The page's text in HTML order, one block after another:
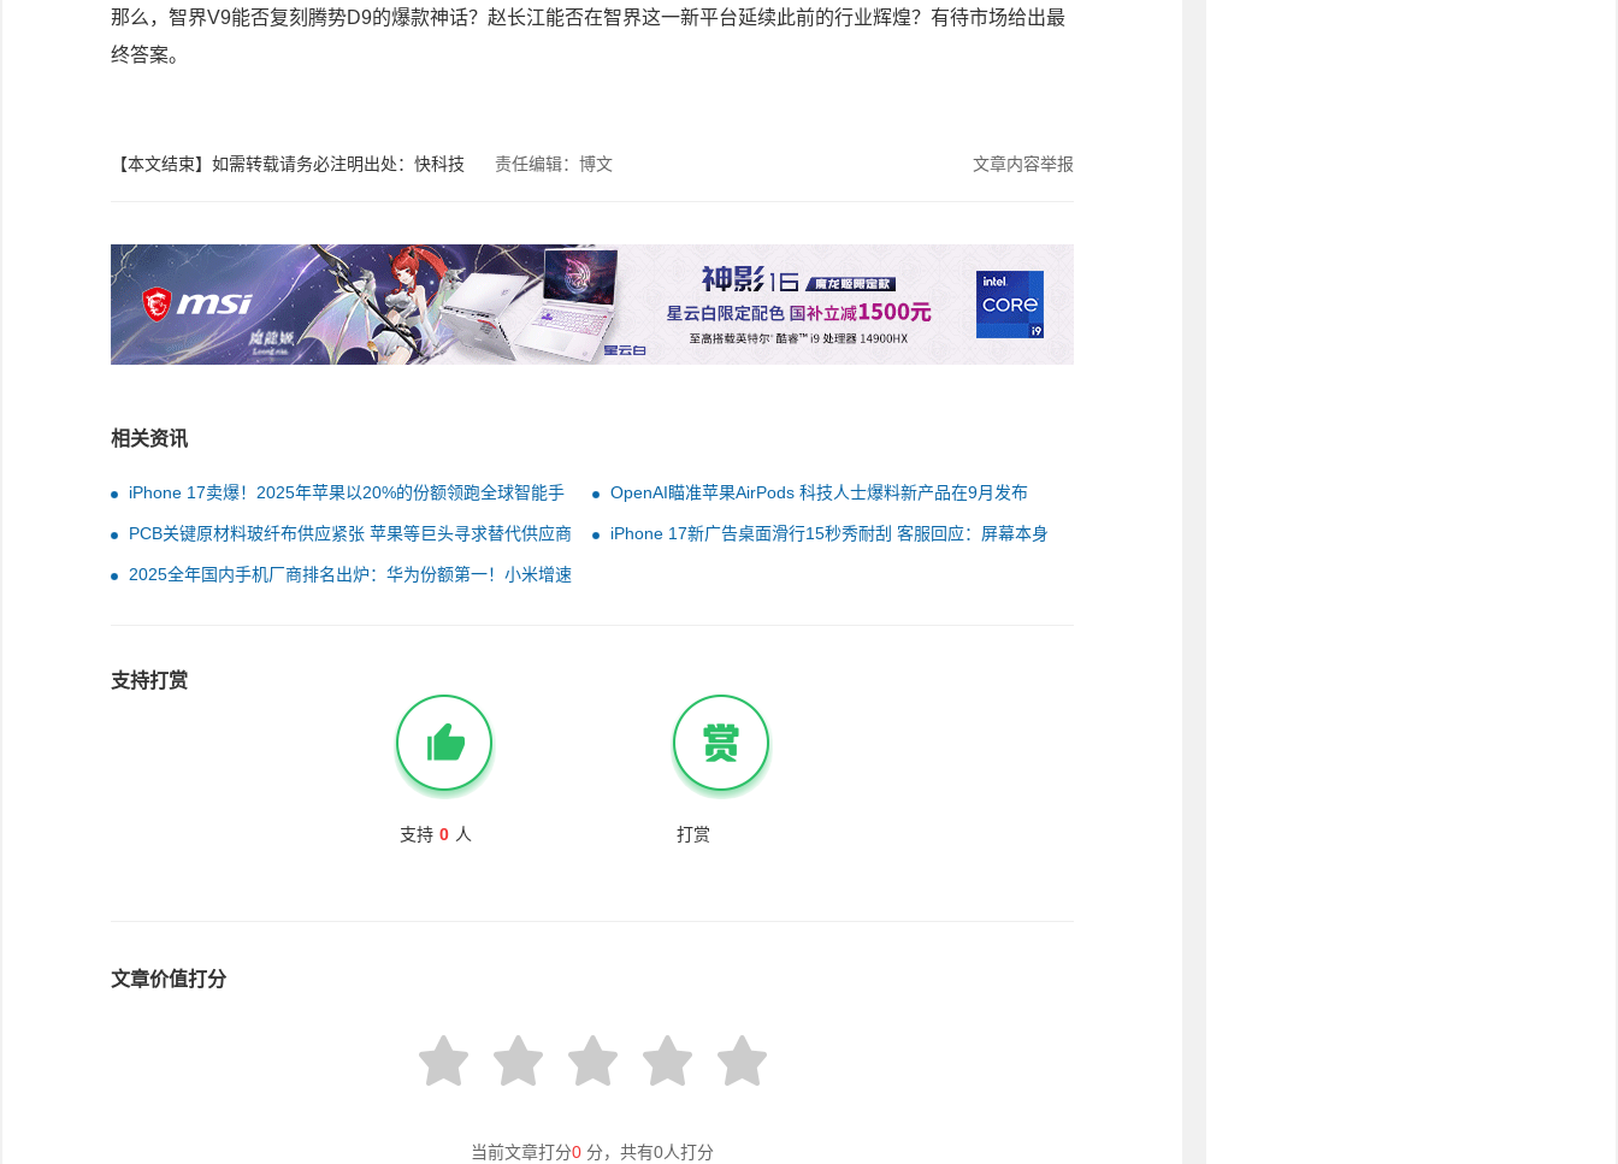
那么，智界V9能否复刻腾势D9的爆款神话？赵长江能否在智界这一新平台延续此前的行业辉煌？有待市场给出最
终答案。
【本文结束】如需转载请务必注明出处：快科技 责任编辑：博文 文章内容举报
相关资讯
iPhone 17卖爆！2025年苹果以20%的份额领跑全球智能手
OpenAI瞄准苹果AirPods 科技人士爆料新产品在9月发布
PCB关键原材料玻纤布供应紧张 苹果等巨头寻求替代供应商
iPhone 17新广告桌面滑行15秒秀耐刮 客服回应：屏幕本身
2025全年国内手机厂商排名出炉：华为份额第一！小米增速
支持打赏
支持 0 人 打赏
文章价值打分
当前文章打分0 分，共有0人打分